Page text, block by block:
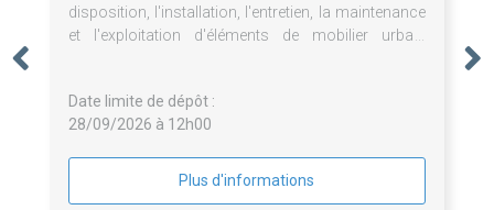
disposition, l'installation, l'entretien, la maintenance
et l'exploitation d'éléments de mobilier urbain
Date limite de dépôt :
28/09/2026 à 12h00
Plus d'informations